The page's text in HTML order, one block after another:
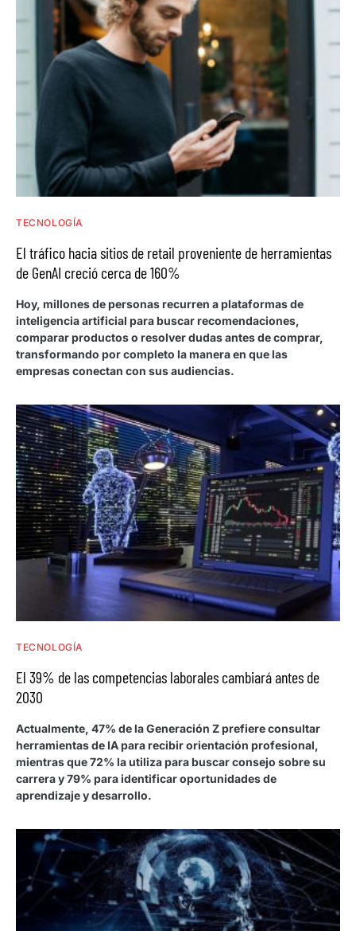
TECNOLOGÍA
El tráfico hacia sitios de retail proveniente de herramientas
de GenAI creció cerca de 160%
Hoy, millones de personas recurren a plataformas de
inteligencia artificial para buscar recomendaciones,
comparar productos o resolver dudas antes de comprar,
transformando por completo la manera en que las
empresas conectan con sus audiencias.
TECNOLOGÍA
El 39% de las competencias laborales cambiará antes de
2030
Actualmente, 47% de la Generación Z prefiere consultar
herramientas de IA para recibir orientación profesional,
mientras que 72% la utiliza para buscar consejo sobre su
carrera y 79% para identificar oportunidades de
aprendizaje y desarrollo.